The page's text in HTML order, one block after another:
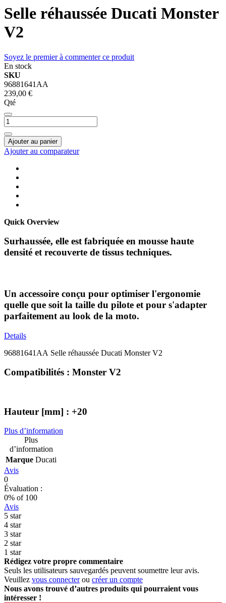
Selle réhaussée Ducati Monster
V2
Soyez le premier à commenter ce produit
En stock
SKU
96881641AA
239,00 €
Qté
Ajouter au panier
Ajouter au comparateur
Quick Overview
Surhaussée, elle est fabriquée en mousse haute
densité et recouverte de tissus techniques.
Un accessoire conçu pour optimiser l'ergonomie
quelle que soit la taille du pilote et pour s'adapter
parfaitement au look de la moto.
Details
96881641AA Selle réhaussée Ducati Monster V2
Compatibilités : Monster V2
Hauteur [mm] : +20
Plus d’information
Plus
d’information
Marque Ducati
Avis
0
Évaluation :
0% of 100
Avis
5 star
4 star
3 star
2 star
1 star
Rédigez votre propre commentaire
Seuls les utilisateurs sauvegardés peuvent soumettre leur avis.
Veuillez vous connecterou créer un compte
Nous avons trouvé d’autres produits qui pourraient vous
intéresser !